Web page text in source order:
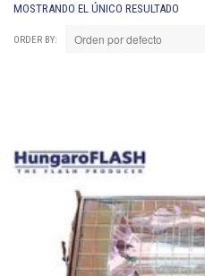
MOSTRANDO EL ÚNICO RESULTADO
ORDER BY: